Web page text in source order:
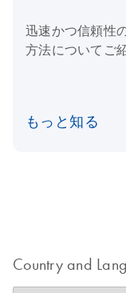
迅速かつ信頼性
方法についてご
もっと知る
Country and